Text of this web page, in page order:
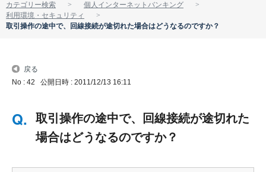
カテゴリー検索
個人インターネットバンキング
利用環境・セキュリティ
取引操作の途中で、回線接続が途切れた場合はどうなるのですか？
戻る
No : 42 公開日時 : 2011/12/13 16:11
取引操作の途中で、回線接続が途切れた
場合はどうなるのですか？